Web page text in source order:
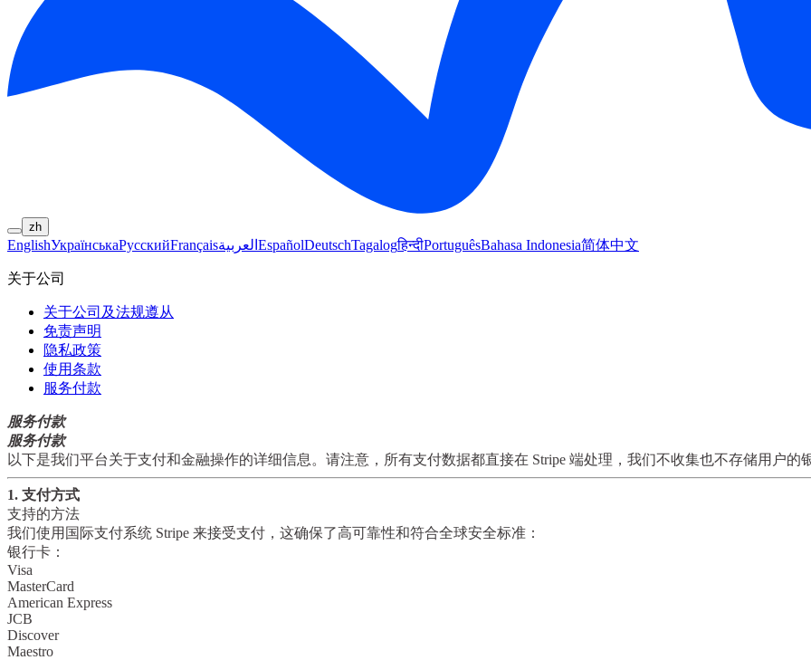
zh
EnglishУкраїнськаРусскийFrançaisالعربية EspañolDeutschTagalogहिन्दीPortuguêsBahasa Indonesia简体中文
关于公司
关于公司及法规遵从
免责声明
隐私政策
使用条款
服务付款
服务付款
服务付款
以下是我们平台关于支付和金融操作的详细信息。请注意， 所有支付数据都直接在 Stripe 端处理 ，我们不收集也不存储用户的
1. 支付方式
支持的方法
我们使用国际支付系统 Stripe 来接受支付，这确保了高可靠性和符合全球安全标准：
银行卡：
Visa
MasterCard
American Express
JCB
Discover
Maestro